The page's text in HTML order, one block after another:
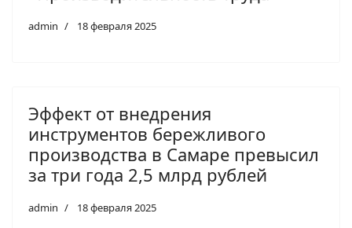
admin 18 февраля 2025
Эффект от внедрения
инструментов бережливого
производства в Самаре превысил
за три года 2,5 млрд рублей
admin 18 февраля 2025